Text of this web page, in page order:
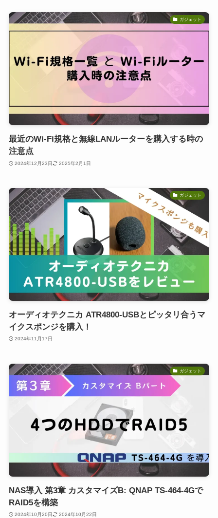
ガジェット
最近のWi-Fi規格と無線LANルーターを購入する時の
注意点
2024年12月23日 2025年2月1日
ガジェット
オーディオテクニカ ATR4800-USBとピッタリ合うマ
イクスポンジを購入！
2024年11月17日
ガジェット
NAS導入 第3章 カスタマイズB: QNAP TS-464-4Gで
RAID5を構築
2024年10月20日 2024年10月22日